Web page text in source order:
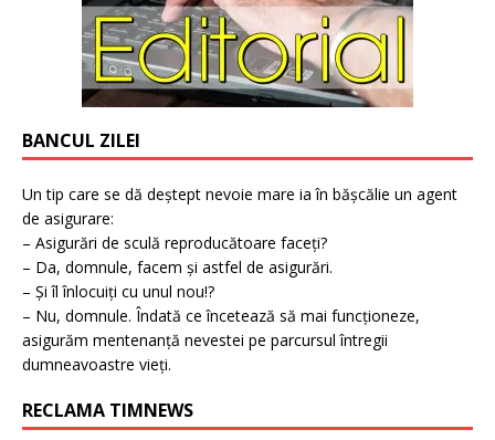
BANCUL ZILEI
Un tip care se dă deștept nevoie mare ia în bășcălie un agent
de asigurare:
– Asigurări de sculă reproducătoare faceți?
– Da, domnule, facem și astfel de asigurări.
– Și îl înlocuiți cu unul nou!?
– Nu, domnule. Îndată ce încetează să mai funcționeze,
asigurăm mentenanță nevestei pe parcursul întregii
dumneavoastre vieți.
RECLAMA TIMNEWS